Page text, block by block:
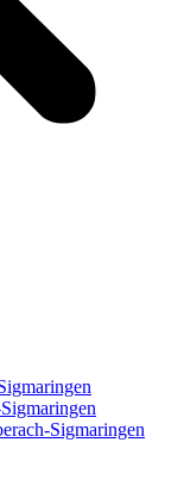
Sigmaringen